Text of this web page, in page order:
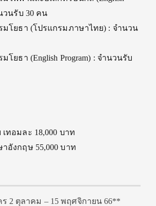
วนรับ 30 คน
มโยธา (โปรแกรมภาษาไทย) : จำนวน
โยธา (English Program) : จำนวนรับ
ทอมละ 18,000 บาท
อังกฤษ 55,000 บาท
2 ตุลาคม – 15 พฤศจิกายน 66**